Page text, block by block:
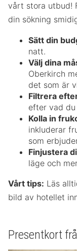
vårt stora utbud!
din sökning
Sätt din
natt.
Välj dina
Oberkirch
det som är
Filtrera
efter vad
Kolla in
inkluderar
som
Finjustera
läge och
Vårt tips: Läs
bild av hotellet
Presentkort